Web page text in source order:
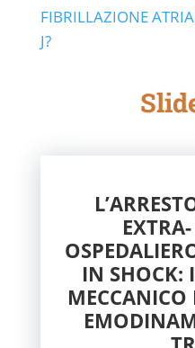
FIBRILLAZIONE
J?
IN SHOCK: